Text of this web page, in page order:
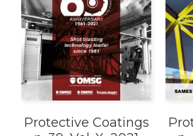
Protective Coatings